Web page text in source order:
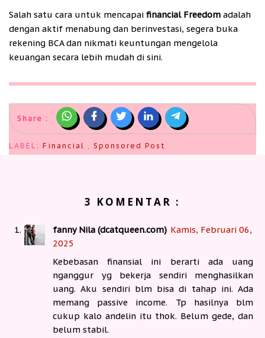
Salah satu cara untuk mencapai financial Freedom adalah
dengan aktif menabung dan berinvestasi, segera buka
rekening BCA dan nikmati keuntungan mengelola
keuangan secara lebih mudah di sini.
Share :
LABEL: Financial , Sponsored Post
3 KOMENTAR :
fanny Nila (dcatqueen.com) Kamis, Februari 06,
2025
Kebebasan finansial ini berarti ada uang
nganggur yg bekerja sendiri menghasilkan
uang. Aku sendiri blm bisa di tahap ini. Ada
memang passive income. Tp hasilnya blm
cukup kalo andelin itu thok. Belum gede, dan
belum stabil.